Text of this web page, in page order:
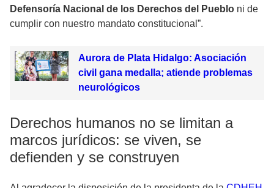
Defensoría Nacional de los Derechos del Pueblo ni de
cumplir con nuestro mandato constitucional”.
Aurora de Plata Hidalgo: Asociación
civil gana medalla; atiende problemas
neurológicos
Derechos humanos no se limitan a
marcos jurídicos: se viven, se
defienden y se construyen